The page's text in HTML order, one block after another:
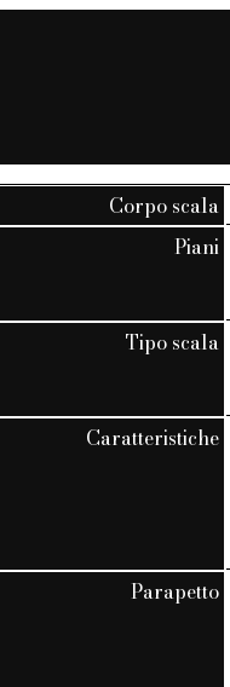
Corpo scala
Piani
Tipo scala
Caratteristiche
Parapetto